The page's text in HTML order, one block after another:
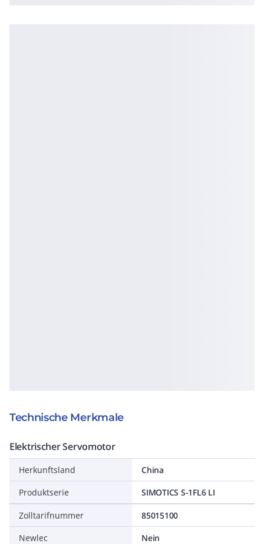
Technische Merkmale
Elektrischer Servomotor
Herkunftsland
China
Produktserie
SIMOTICS S-1FL6 LI
Zolltarifnummer
85015100
Newlec
Nein